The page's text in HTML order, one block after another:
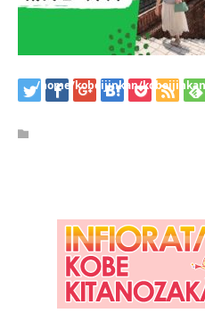
Warning: Attempt to read
/home/kobeijinkan/